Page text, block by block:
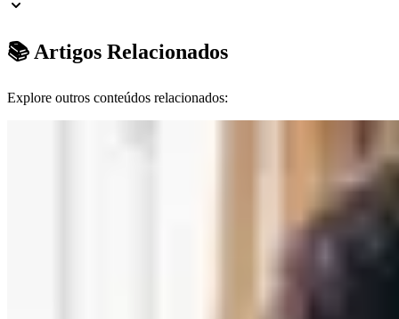
📚 Artigos Relacionados
Explore outros conteúdos relacionados: